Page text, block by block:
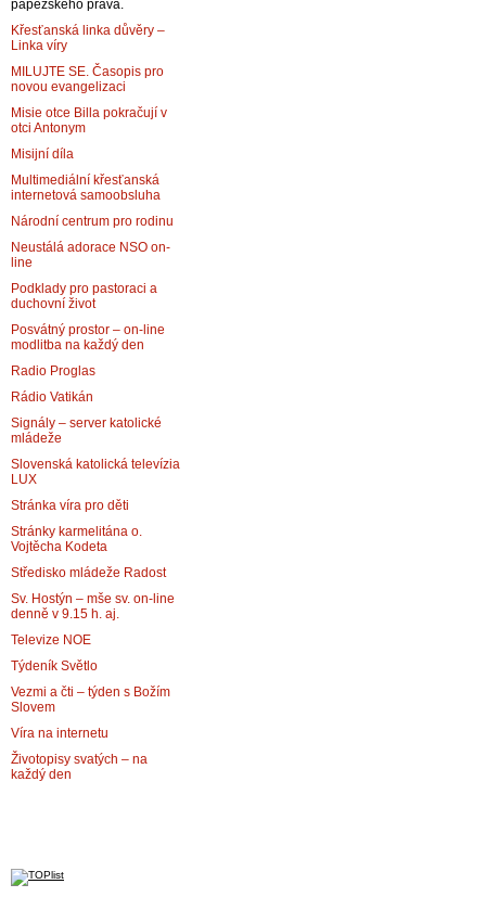
papežského práva.
Křesťanská linka důvěry –
Linka víry
MILUJTE SE. Časopis pro
novou evangelizaci
Misie otce Billa pokračují v
otci Antonym
Misijní díla
Multimediální křesťanská
internetová samoobsluha
Národní centrum pro rodinu
Neustálá adorace NSO on-
line
Podklady pro pastoraci a
duchovní život
Posvátný prostor – on-line
modlitba na každý den
Radio Proglas
Rádio Vatikán
Signály – server katolické
mládeže
Slovenská katolická televízia
LUX
Stránka víra pro děti
Stránky karmelitána o.
Vojtěcha Kodeta
Středisko mládeže Radost
Sv. Hostýn – mše sv. on-line
denně v 9.15 h. aj.
Televize NOE
Týdeník Světlo
Vezmi a čti – týden s Božím
Slovem
Víra na internetu
Životopisy svatých – na
každý den